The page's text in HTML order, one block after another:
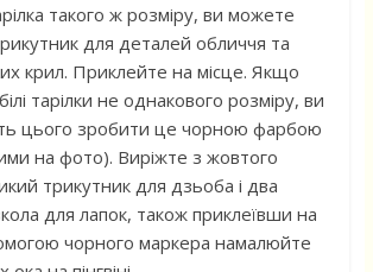
такого ж розміру, ви можете
для деталей обличчя та
крил. Приклейте на місце. Якщо
тарілки не однакового розміру, ви
цього зробити це чорною фарбою
на фото). Виріжте з жовтого
трикутник для дзьоба і два
для лапок, також приклеївши на
чорного маркера намалюйте